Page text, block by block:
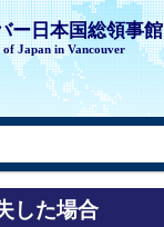
ー日本国総領事館
of Japan in Vancouver
した場合